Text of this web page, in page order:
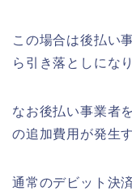
この場合は後払い
ら引き落としにな
なお後払い事業者
の追加費用が発生
通常のデビット決